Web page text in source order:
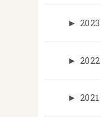
► 2023
► 2022
► 2021